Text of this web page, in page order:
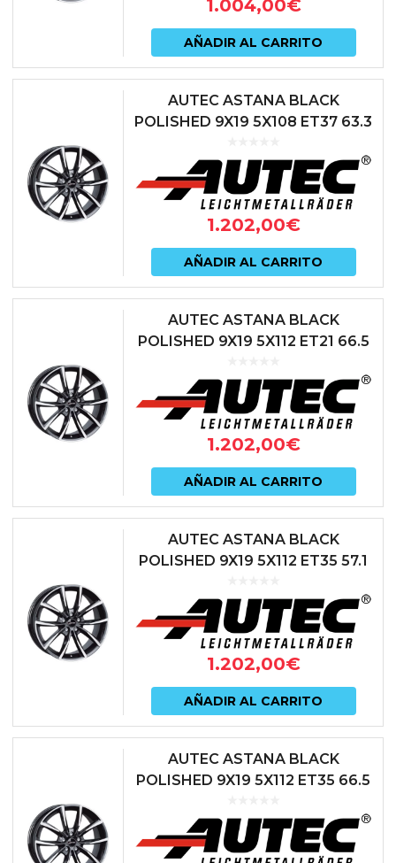
1.004,00€
AÑADIR AL CARRITO
AUTEC ASTANA BLACK
POLISHED 9X19 5X108 ET37 63.3
1.202,00€
AÑADIR AL CARRITO
AUTEC ASTANA BLACK
POLISHED 9X19 5X112 ET21 66.5
1.202,00€
AÑADIR AL CARRITO
AUTEC ASTANA BLACK
POLISHED 9X19 5X112 ET35 57.1
1.202,00€
AÑADIR AL CARRITO
AUTEC ASTANA BLACK
POLISHED 9X19 5X112 ET35 66.5